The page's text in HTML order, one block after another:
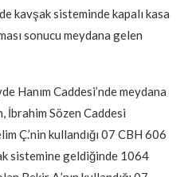
kavşak sisteminde kapalı kasa
sonucu meydana gelen
Hanım Caddesi’nde meydana
İbrahim Sözen Caddesi
Ç.’nin kullandığı 07 CBH 606
sistemine geldiğinde 1064